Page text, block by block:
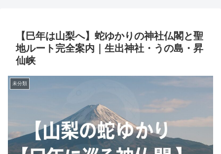
【巳年は山梨へ】蛇ゆかりの神社仏閣と聖
地ルート完全案内｜生出神社・うの島・昇
仙峡
未分類